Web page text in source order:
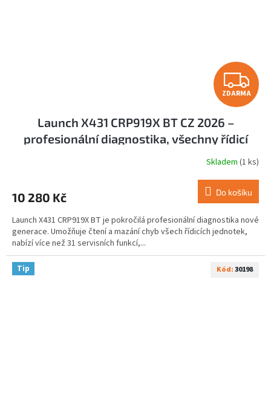
Z
D
A
R
M
A
ZDARMA
Launch X431 CRP919X BT CZ 2026 –
profesionální diagnostika, všechny řídicí
jednotky, aktivní testy, ECU kódování
je
z
5
hvězdiček.
Skladem(1 ks)
10 280 Kč Do košíku
Launch X431 CRP919X BT je pokročilá profesionální diagnostika nové
generace. Umožňuje čtení a mazání chyb všech řídicích jednotek,
nabízí více než 31 servisních funkcí,...
Tip Kód:30198